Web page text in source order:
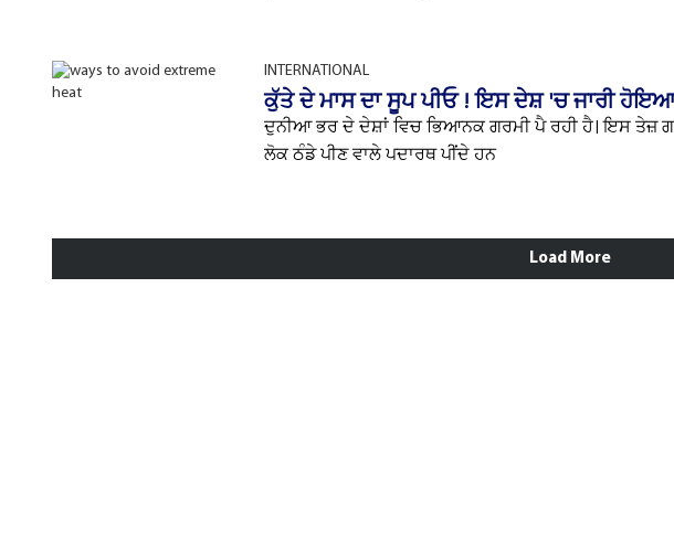
INTERNATIONAL
ਕੁੱਤੇ ਦੇ ਮਾਸ ਦਾ ਸੂਪ ਪੀਓ ! ਇਸ ਦੇਸ਼ 'ਚ ਜਾਰੀ
ਦੁਨੀਆ ਭਰ ਦੇ ਦੇਸ਼ਾਂ ਵਿਚ ਭਿਆਨਕ ਗਰਮੀ ਪੈ ਰਹੀ ਹੈ। ਇਸ ਤੇਜ਼
ਲੋਕ ਠੰਡੇ ਪੀਣ ਵਾਲੇ ਪਦਾਰਥ ਪੀਂਦੇ ਹਨ
Load More